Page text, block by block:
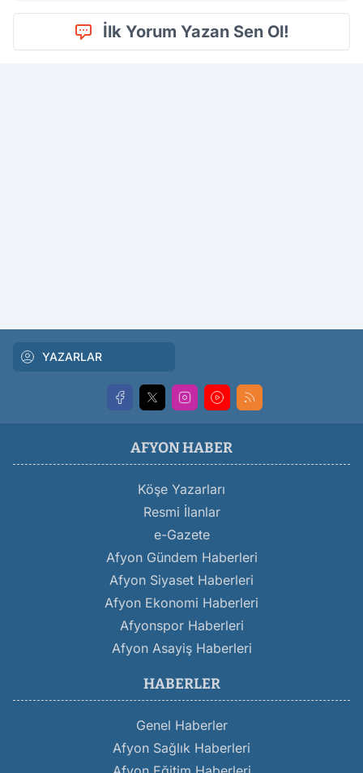
İlk Yorum Yazan Sen Ol!
YAZARLAR
AFYON HABER
Köşe Yazarları
Resmi İlanlar
e-Gazete
Afyon Gündem Haberleri
Afyon Siyaset Haberleri
Afyon Ekonomi Haberleri
Afyonspor Haberleri
Afyon Asayiş Haberleri
HABERLER
Genel Haberler
Afyon Sağlık Haberleri